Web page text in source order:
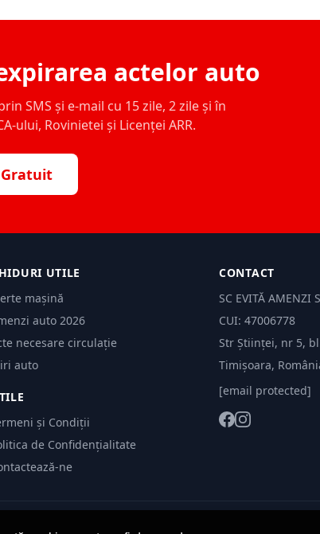
actelor auto
SMS și e-mail cu 15 zile, 2 zile și în
ului, Rovinietei și Licenței ARR.
Gratuit
UTILE
mașină
auto 2026
necesare circulație
auto
și Condiții
de Confidențialitate
ne
CONTACT
SC EVITĂ AMENZI
CUI: 47006778
Str Științei, nr 5,
Timișoara,
[email protected]